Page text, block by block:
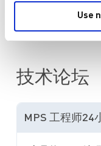
Use
技术论坛
MPS 工程师24